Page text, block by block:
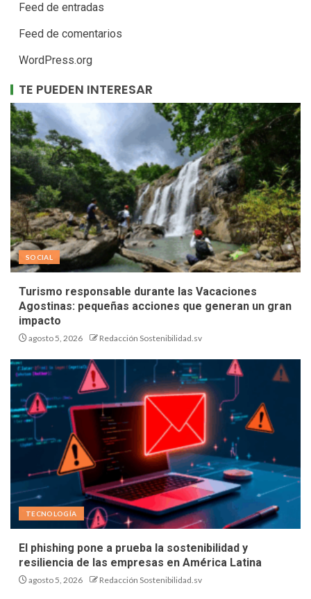
Feed de entradas
Feed de comentarios
WordPress.org
TE PUEDEN INTERESAR
SOCIAL
Turismo responsable durante las Vacaciones
Agostinas: pequeñas acciones que generan un gran
impacto
agosto 5, 2026 Redacción Sostenibilidad.sv
TECNOLOGÍA
El phishing pone a prueba la sostenibilidad y
resiliencia de las empresas en América Latina
agosto 5, 2026 Redacción Sostenibilidad.sv